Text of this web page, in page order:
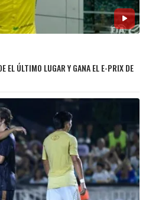
EL ÚLTIMO LUGAR Y GANA EL E-PRIX DE